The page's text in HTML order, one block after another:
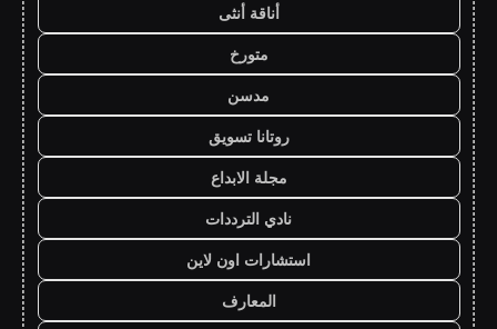
أناقة أنثى
متورخ
مدسن
روتانا تسويق
مجلة الابداع
نادي الترددات
استشارات اون لاين
المعارف